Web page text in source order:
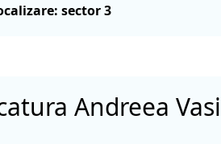
sector 3
Andreea